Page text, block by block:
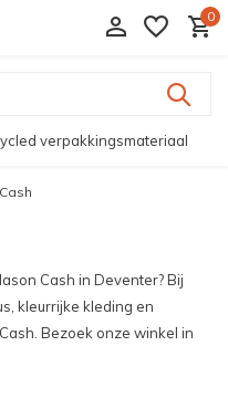
0
verpakkingsmateriaal
Cash in Deventer? Bij
kleurrijke kleding en
Bezoek onze winkel in